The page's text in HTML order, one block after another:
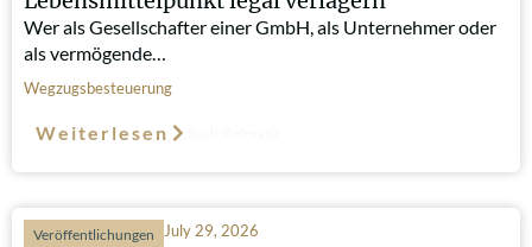
Wer als Gesellschafter einer GmbH, als Unternehmer oder
als vermögende…
Wegzugsbesteuerung
Weiterlesen
Veröffentlichungen July 29, 2026